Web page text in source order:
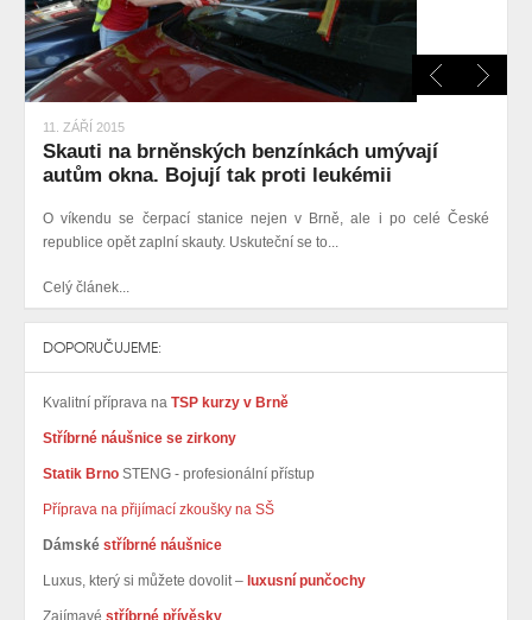
11. ZÁŘÍ 2015
Skauti na brněnských benzínkách umývají
autům okna. Bojují tak proti leukémii
O víkendu se čerpací stanice nejen v Brně, ale i po celé České
republice opět zaplní skauty. Uskuteční se to...
Celý článek...
DOPORUČUJEME:
Kvalitní příprava na TSP kurzy v Brně
Stříbrné náušnice se zirkony
Statik Brno STENG - profesionální přístup
Příprava na přijímací zkoušky na SŠ
Dámské stříbrné náušnice
Luxus, který si můžete dovolit – luxusní punčochy
Zajímavé stříbrné přívěsky